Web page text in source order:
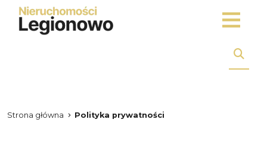
Strona główna Polityka prywatności